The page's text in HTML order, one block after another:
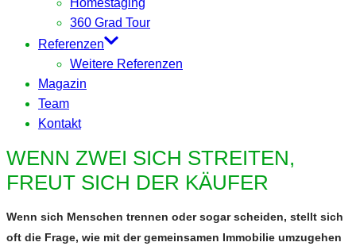
Homestaging
360 Grad Tour
Referenzen
Weitere Referenzen
Magazin
Team
Kontakt
WENN ZWEI SICH STREITEN,
FREUT SICH DER KÄUFER
Wenn sich Menschen trennen oder sogar scheiden, stellt sich
oft die Frage, wie mit der gemeinsamen Immobilie umzugehen